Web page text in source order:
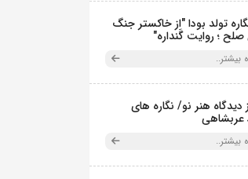
تولد بودا "از خاکستر جنگ
صلح ؛ روایت گَنداره"
بیشتر..
دیدگاه هنر نو/ نگاره های
بیشتر..